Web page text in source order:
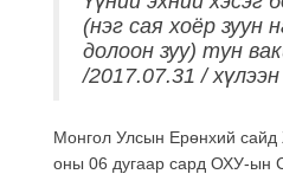
(нэг сая хоёр зуун
долоон зуу) тун
/2017.07.31 /
Монгол Улсын Ерөнхий
оны 06 дугаар сард ОХУ-ын